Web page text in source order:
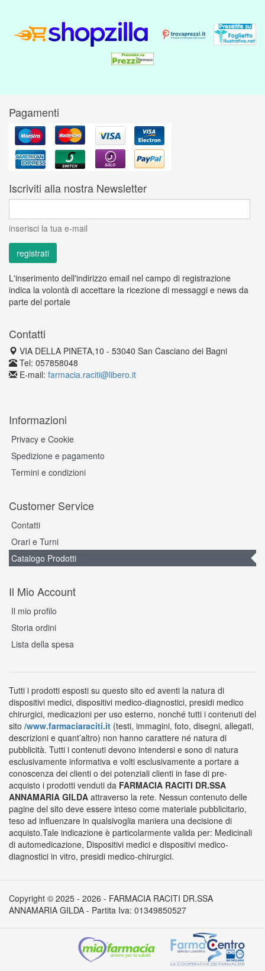
Pagamenti
Iscriviti alla nostra Newsletter
inserisci la tua e-mail
L'inserimento dell'indirizzo email nel campo di registrazione
indica la volontà di accettare la ricezione di messaggi e news da
parte del portale
Contatti
VIA DELLA PINETA,10 - 53040 San Casciano dei Bagni
Tel: 057858048
E-mail: farmacia.raciti@libero.it
Informazioni
Privacy e Cookie
Spedizione e pagamento
Termini e condizioni
Customer Service
Contatti
Orari e Turni
Catalogo Prodotti
Il Mio Account
Il mio profilo
Storia ordini
Lista della spesa
Tutti i prodotti esposti su questo sito ed aventi la natura di
dispositivi medici, dispositivi medico-diagnostici, presidi medico
chirurgici, medicazioni per uso esterno, nonché tutti i contenuti del
sito /www.farmaciaraciti.it (testi, immagini, foto, disegni, allegati,
descrizioni e quant’altro) non hanno carattere né natura di
pubblicità. Tutti i contenuti devono intendersi e sono di natura
esclusivamente informativa e volti esclusivamente a portare a
conoscenza dei clienti o dei potenziali clienti in fase di pre-
acquisto i prodotti venduti da FARMACIA RACITI DR.SSA
ANNAMARIA GILDA attraverso la rete. Nessun contenuto delle
pagine del sito deve essere inteso come materiale pubblicitario,
teso ad influenzare in qualsivoglia maniera una decisione di
acquisto.Tale indicazione è particolarmente valida per: Medicinali
di automedicazione, Dispositivi medici e dispositivi medico-
diagnostici in vitro, presidi medico-chirurgici.
Copyright © 2025 - 2026 - FARMACIA RACITI DR.SSA
ANNAMARIA GILDA - Partita Iva: 01349850527